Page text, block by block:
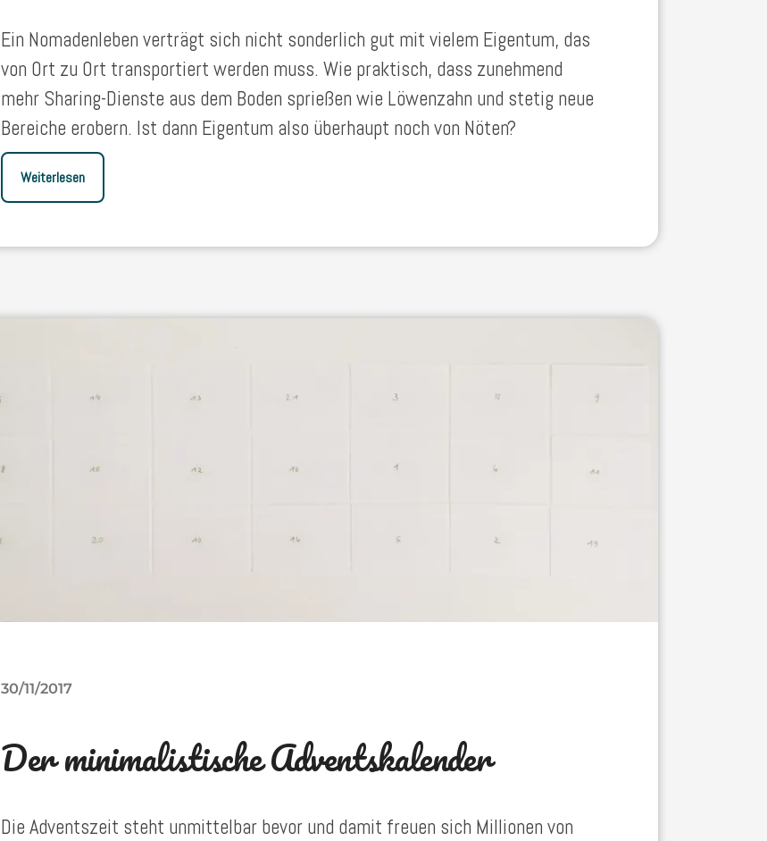
Ein Nomadenleben verträgt sich nicht sonderlich gut mit vielem Eigentum, das
von Ort zu Ort transportiert werden muss. Wie praktisch, dass zunehmend
mehr Sharing-Dienste aus dem Boden sprießen wie Löwenzahn und stetig neue
Bereiche erobern. Ist dann Eigentum also überhaupt noch von Nöten?
Weiterlesen
30/11/2017
Der minimalistische Adventskalender
Die Adventszeit steht unmittelbar bevor und damit freuen sich Millionen von